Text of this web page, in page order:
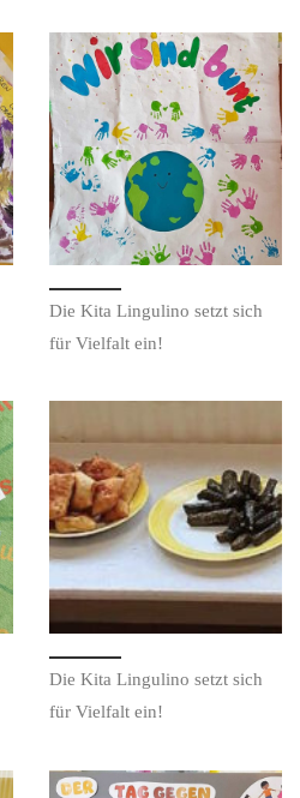
Die Kita Lingulino setzt sich
für Vielfalt ein!
Die Kita Lingulino setzt sich
für Vielfalt ein!